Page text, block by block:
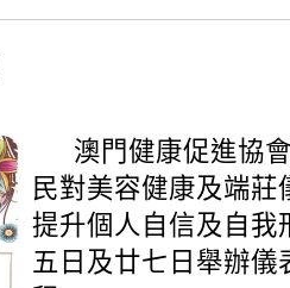
澳門健康促進協
民對美容健康及端莊
提升個人自信及自我
五日及廿七日舉辦儀